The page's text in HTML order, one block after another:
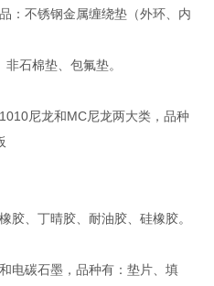
不锈钢金属缠绕垫（外环、内
非石棉垫、包氟垫。
尼龙和MC尼龙两大类，品种
、丁晴胶、耐油胶、硅橡胶。
电碳石墨，品种有：垫片、填